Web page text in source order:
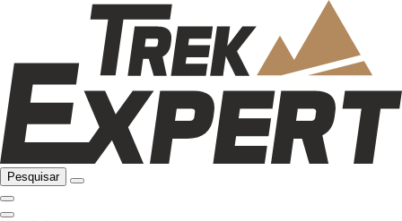
Pesquisar